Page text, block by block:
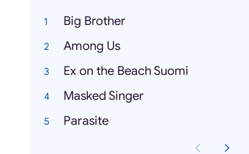
Big Brother
Among Us
Ex on the Beach Suomi
Masked Singer
Parasite